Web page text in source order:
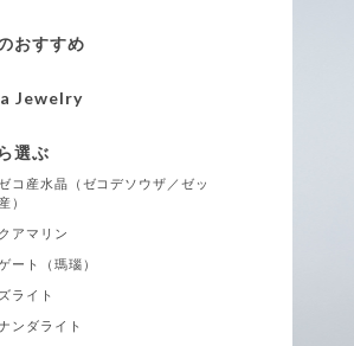
おすすめ
Jewelry
選ぶ
コ産水晶（ゼコデソウザ／ゼッ
）
アマリン
ート（瑪瑙）
ライト
ンダライト